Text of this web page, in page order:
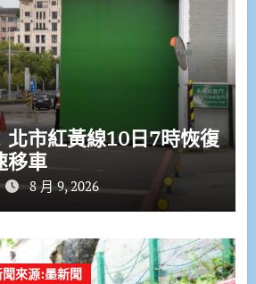
北市紅黃線10日7時恢復
車
8 月 9, 2026
來源:墨新聞